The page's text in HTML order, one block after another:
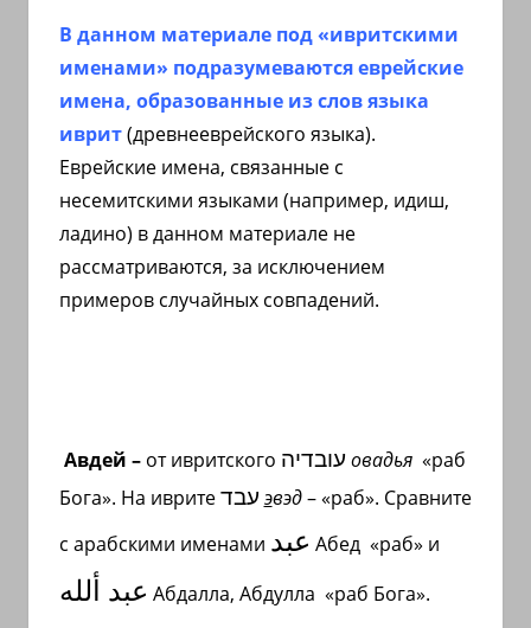
арамейском.
Поговорки
пословицы
транскрипцией
арабском,
новости
переводом
арабский
В данном материале под «ивритскими
именами» подразумеваются еврейские
имена, образованные из слов языка
иврит(древнееврейского языка).
Еврейские имена, связанные с
несемитскими языками (например, идиш,
ладино) в данном материале не
рассматриваются, за исключением
примеров случайных совпадений.
Авдей – от ивритского עובדיה овадья«раб
Бога». На ивритеעבד эвэд– «раб». Сравните
с арабскими именами عبد Абед «раб» и
عبد ألله Абдалла, Абдулла «раб Бога».